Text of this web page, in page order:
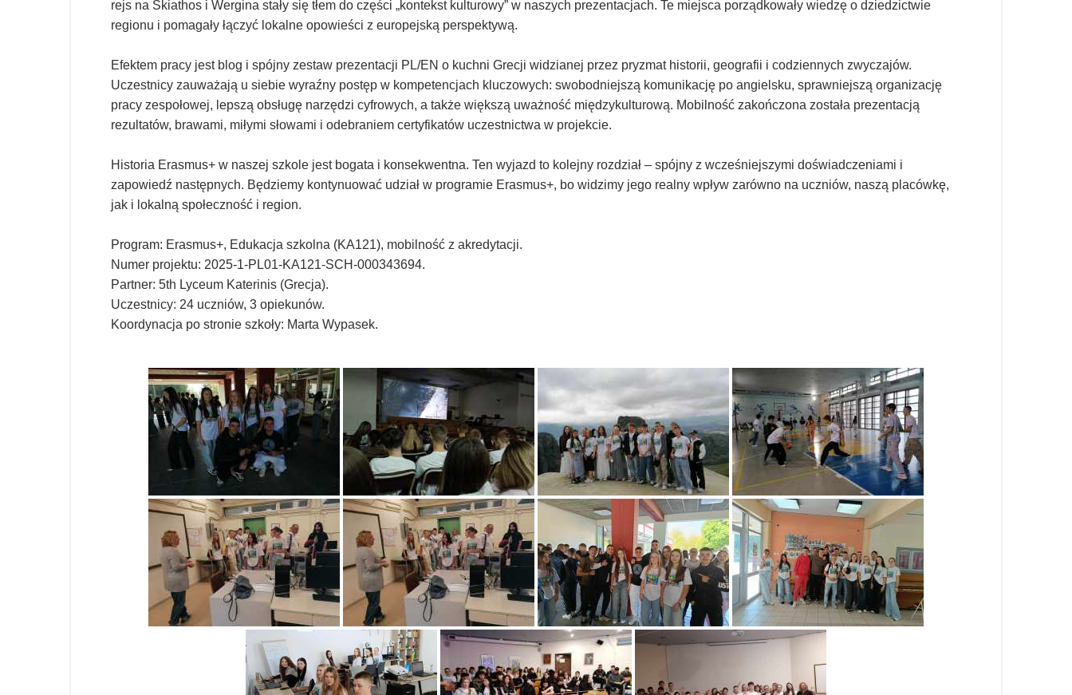
rejs na Skiathos i Wergina stały się tłem do części „kontekst kulturowy” w naszych prezentacjach. Te miejsca porządkowały wiedzę o dziedzictwie
regionu i pomagały łączyć lokalne opowieści z europejską perspektywą.
Efektem pracy jest blog i spójny zestaw prezentacji PL/EN o kuchni Grecji widzianej przez pryzmat historii, geografii i codziennych zwyczajów.
Uczestnicy zauważają u siebie wyraźny postęp w kompetencjach kluczowych: swobodniejszą komunikację po angielsku, sprawniejszą organizację
pracy zespołowej, lepszą obsługę narzędzi cyfrowych, a także większą uważność międzykulturową. Mobilność zakończona została prezentacją
rezultatów, brawami, miłymi słowami i odebraniem certyfikatów uczestnictwa w projekcie.
Historia Erasmus+ w naszej szkole jest bogata i konsekwentna. Ten wyjazd to kolejny rozdział – spójny z wcześniejszymi doświadczeniami i
zapowiedź następnych. Będziemy kontynuować udział w programie Erasmus+, bo widzimy jego realny wpływ zarówno na uczniów, naszą placówkę,
jak i lokalną społeczność i region.
Program: Erasmus+, Edukacja szkolna (KA121), mobilność z akredytacji.
Numer projektu: 2025-1-PL01-KA121-SCH-000343694.
Partner: 5th Lyceum Katerinis (Grecja).
Uczestnicy: 24 uczniów, 3 opiekunów.
Koordynacja po stronie szkoły: Marta Wypasek.